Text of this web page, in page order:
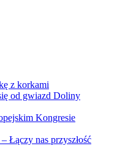
z korkami
od gwiazd Doliny
Kongresie
Łączy nas przyszłość